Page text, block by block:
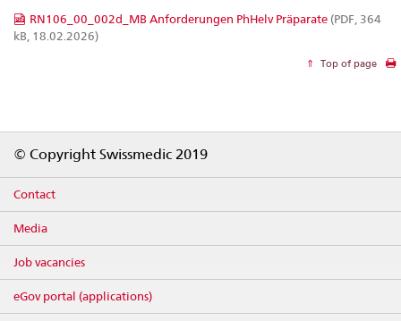
RN106_00_002d_MB Anforderungen PhHelv Präparate (PDF, 364
kB, 18.02.2026)
Top of page
© Copyright Swissmedic 2019
Contact
Media
Job vacancies
eGov portal (applications)